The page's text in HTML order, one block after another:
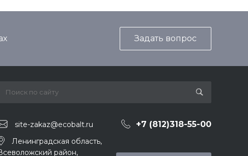
Задать вопрос
site-zakaz@ecobalt.ru +7 (812)318-55-00
Ленинградская область,
район,